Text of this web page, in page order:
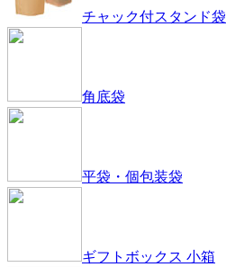
チャック付スタンド袋
角底袋
平袋・個包装袋
ギフトボックス 小箱